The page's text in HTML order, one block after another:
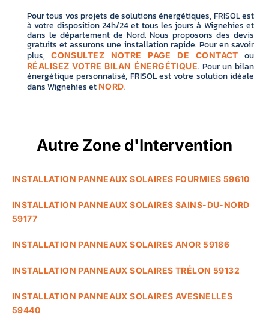
Pour tous vos projets de solutions énergétiques, FRISOL est
à votre disposition 24h/24 et tous les jours à Wignehies et
dans le département de Nord. Nous proposons des devis
gratuits et assurons une installation rapide. Pour en savoir
plus,CONSULTEZ NOTRE PAGE DE CONTACT ou
RÉALISEZ VOTRE BILAN ÉNERGÉTIQUE. Pour un bilan
énergétique personnalisé, FRISOL est votre solution idéale
dans Wignehies et NORD.
Autre Zone d'Intervention
INSTALLATION PANNEAUX SOLAIRES FOURMIES 59610
INSTALLATION PANNEAUX SOLAIRES SAINS-DU-NORD
59177
INSTALLATION PANNEAUX SOLAIRES ANOR 59186
INSTALLATION PANNEAUX SOLAIRES TRÉLON 59132
INSTALLATION PANNEAUX SOLAIRES AVESNELLES
59440